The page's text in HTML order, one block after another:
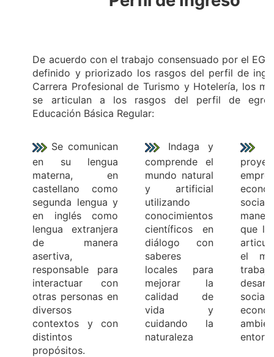
De acuerdo con el trabajo consensuado por el
definido y priorizado los rasgos del perfil de
Carrera Profesional de Turismo y Hotelería, los
se articulan a los rasgos del perfil de
Educación Básica Regular:
Se comunican
en su lengua
materna, en
castellano como
segunda lengua y
en inglés como
lengua extranjera
de manera
asertiva,
responsable para
interactuar con
otras personas en
diversos
contextos y con
distintos
propósitos.
Indaga y
comprende el
mundo natural
y artificial
utilizando
conocimientos
científicos en
diálogo con
saberes
locales para
mejorar la
calidad de
vida y
cuidando la
naturaleza
que le
el
social,